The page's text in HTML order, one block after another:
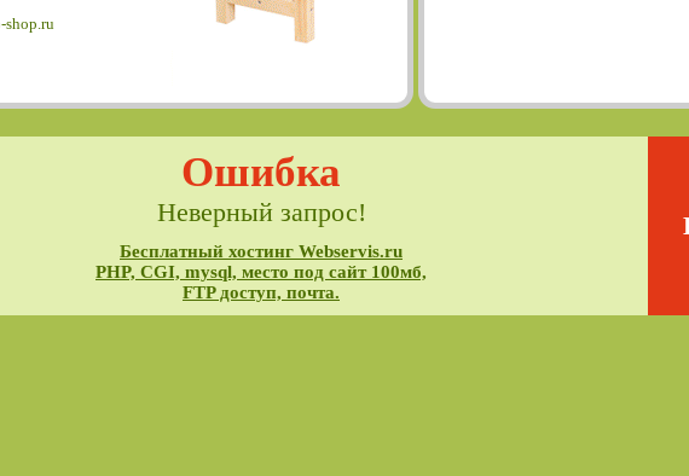
shop.ru
Ошибка
Неверный запрос!
Бесплатный хостинг Webservis.ru
PHP, CGI, mysql, место под сайт 100мб,
FTP доступ, почта.